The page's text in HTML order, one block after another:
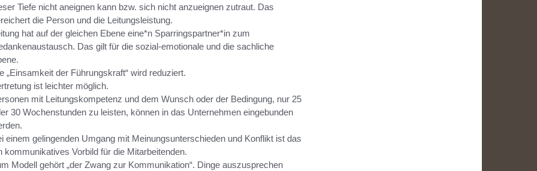
Tiefe nicht aneignen kann bzw. sich nicht anzueignen zutraut. Das
die Person und die Leitungsleistung.
hat auf der gleichen Ebene eine*n Sparringspartner*in zum
Das gilt für die sozial-emotionale und die sachliche
„Einsamkeit der Führungskraft“ wird reduziert.
ist leichter möglich.
mit Leitungskompetenz und dem Wunsch oder der Bedingung, nur 25
30 Wochenstunden zu leisten, können in das Unternehmen eingebunden
einem gelingenden Umgang mit Meinungsunterschieden und Konflikt ist das
kommunikatives Vorbild für die Mitarbeitenden.
Modell gehört „der Zwang zur Kommunikation“. Dinge auszusprechen